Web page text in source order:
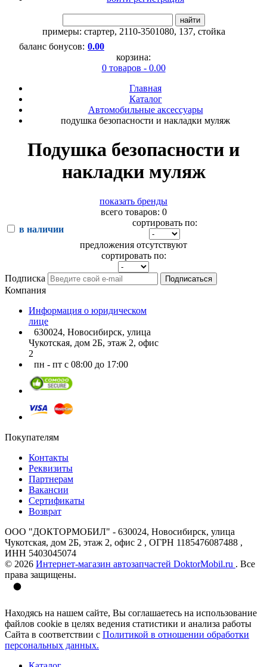
найти
примеры: стартер, 2110-3501080, 137, стойка
баланс бонусов: 0.00
корзина:
0 товаров - 0.00
Главная
Каталог
Автомобильные аксессуары
подушка безопасности и накладки муляж
Подушка безопасности и
накладки муляж
показать бренды
всего товаров: 0
в наличии
сортировать по:
предложения отсутствуют
сортировать по:
Подписка Подписаться
Компания
Информация о юридическом
лице
630024, Новосибирск, улица
Чукотская, дом 2Б, этаж 2, офис
2
пн - пт с 08:00 до 17:00
Покупателям
Контакты
Реквизиты
Партнерам
Вакансии
Сертификаты
Возврат
ООО "ДОКТОРМОБИЛ" - 630024, Новосибирск, улица
Чукотская, дом 2Б, этаж 2, офис 2 , ОГРН 1185476087488 ,
ИНН 5403045074
© 2026 Интернет-магазин автозапчастей DoktorMobil.ru . Все
права защищены.
Находясь на нашем сайте, Вы соглашаетесь на использование
файлов cookie в целях ведения статистики и анализа работы
Сайта в соответствии с Политикой в отношении обработки
персональных данных.